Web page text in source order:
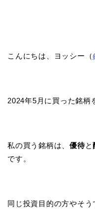
こんにちは、ヨッシー（
2024年5月に買った銘柄
私の買う銘柄は、優待と
です。
同じ投資目的の方やそ